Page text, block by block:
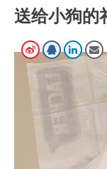
送给小狗的